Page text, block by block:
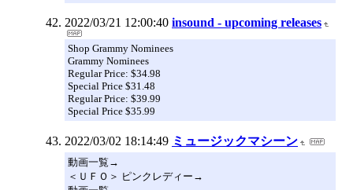
2022/03/21 12:00:40 insound - upcoming releases
Shop Grammy Nominees
Grammy Nominees
Regular Price: $34.98
Special Price $31.48
Regular Price: $39.99
Special Price $35.99
2022/03/02 18:14:49 ミュージックマシーン
動画一覧→
＜ＵＦＯ＞ ピンクレディー→